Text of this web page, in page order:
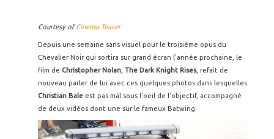
Courtesy ofCinema Teaser
Depuis une semaine sans visuel pour le troisième opus du
Chevalier Noir qui sortira sur grand écran l'année prochaine, le
film de Christopher Nolan The Dark Knight Rises, refait de
nouveau parler de lui avec ces quelques photos dans lesquelles
Christian Bale est pas mal sous l'oeil de l'objectif, accompagné
de deux vidéos dont une sur le fameux Batwing.